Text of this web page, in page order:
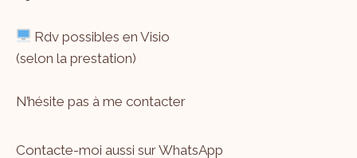
Rdv possibles en Visio
(selon la prestation)
N’hésite pas à me contacter
Contacte-moi aussi sur WhatsApp